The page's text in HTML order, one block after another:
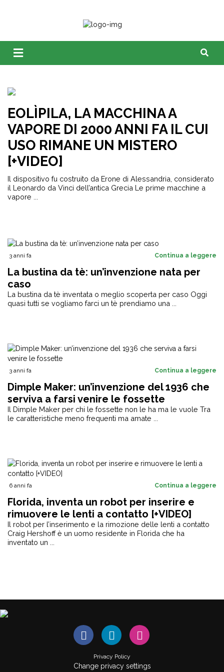
EOLÌPILA, LA MACCHINA A
VAPORE DI 2000 ANNI FA IL CUI
USO RIMANE UN MISTERO
[+VIDEO]
Il dispositivo fu costruito da Erone di Alessandria, considerato
il Leonardo da Vinci dell’antica Grecia Le prime macchine a
vapore ...
3 anni fa Continua a leggere
La bustina da tè: un’invenzione nata per
caso
La bustina da tè inventata o meglio scoperta per caso Oggi
quasi tutti se vogliamo farci un tè prendiamo una ...
3 anni fa Continua a leggere
Dimple Maker: un’invenzione del 1936 che
serviva a farsi venire le fossette
Il Dimple Maker per chi le fossette non le ha ma le vuole Tra
le caratteristiche meno frequenti ma amate ...
6 anni fa Continua a leggere
Florida, inventa un robot per inserire e
rimuovere le lenti a contatto [+VIDEO]
Il robot per l’inserimento e la rimozione delle lenti a contatto
Craig Hershoff è un uomo residente in Florida che ha
inventato un ...
Privacy Policy
Change privacy settings